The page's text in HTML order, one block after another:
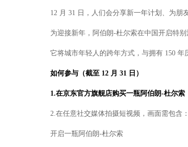
12 月 31 日，人们会分享新一年计划、为朋
为迎接新年，阿伯朗-杜尔索在中国开启特别
它将城市年轻人的跨年方式，与拥有 150 年
如何参与（截至 12 月 31 日 ）
1.在京东官方旗舰店购买一瓶阿伯朗-杜尔索
2.在任意社交媒体拍摄短视频，画面需包含：
开启一瓶阿伯朗-杜尔索